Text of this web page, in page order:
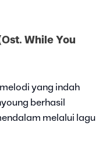
While You
yang indah
berhasil
melalui lagu